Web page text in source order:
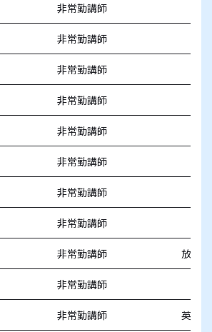
非常勤講師
非常勤講師
非常勤講師
非常勤講師
非常勤講師
非常勤講師
非常勤講師
非常勤講師
非常勤講師 放送
非常勤講師
非常勤講師 英文